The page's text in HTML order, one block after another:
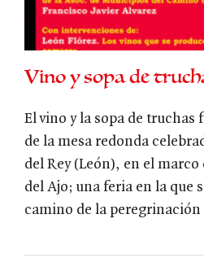
Vino y sopa de
El vino y la sopa de
de la mesa redonda
del Rey (León), en el
del Ajo; una feria en la que
camino de la peregrinación